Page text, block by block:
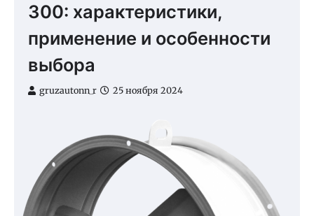
300: характеристики,
применение и особенности
выбора
gruzautonn_r 25 ноября 2024